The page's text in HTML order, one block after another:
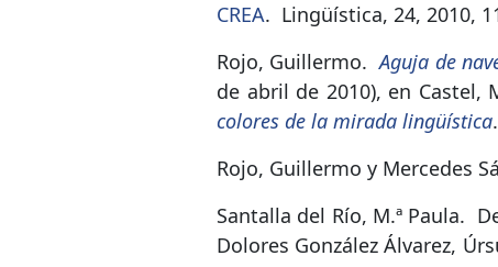
CREA. Lingüística, 24, 2010,
Rojo, Guillermo. Aguja de
de abril de 2010), en Castel,
colores de la mirada lingüística
Rojo, Guillermo y Mercedes
Santalla del Río, M.ª Paula.
Dolores González Álvarez,